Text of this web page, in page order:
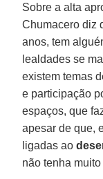
Sobre a alta
Chumacero diz
anos, tem
lealdades se
existem temas
e participação
espaços, que
apesar de que,
ligadas ao
não tenha muito